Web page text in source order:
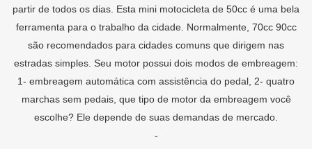
partir de todos os dias. Esta mini motocicleta de 50cc é uma bela
ferramenta para o trabalho da cidade. Normalmente, 70cc 90cc
são recomendados para cidades comuns que dirigem nas
estradas simples. Seu motor possui dois modos de embreagem:
1- embreagem automática com assistência do pedal, 2- quatro
marchas sem pedais, que tipo de motor da embreagem você
escolhe? Ele depende de suas demandas de mercado.
-